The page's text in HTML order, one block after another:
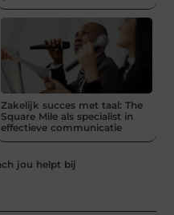
Zakelijk succes met taal: The
Square Mile als specialist in
effectieve communicatie
jou helpt bij